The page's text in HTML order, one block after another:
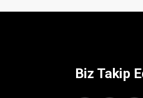
Biz Takip